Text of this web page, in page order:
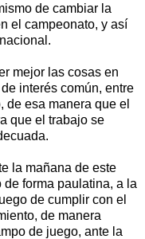
de cambiar la
el campeonato, y así
mejor las cosas en
interés común, entre
de esa manera que el
que el trabajo se
la mañana de este
forma paulatina, a la
de cumplir con el
de manera
de juego, ante la